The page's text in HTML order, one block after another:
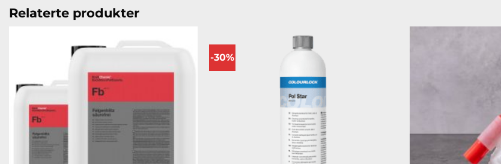
Relaterte produkter
ønskeliste
-30%